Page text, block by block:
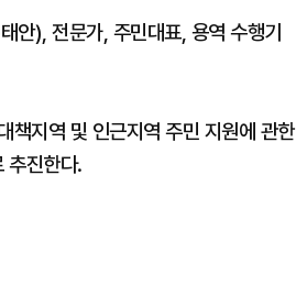
안), 전문가, 주민대표, 용역 수행기
책지역 및 인근지역 주민 지원에 관한
추진한다.